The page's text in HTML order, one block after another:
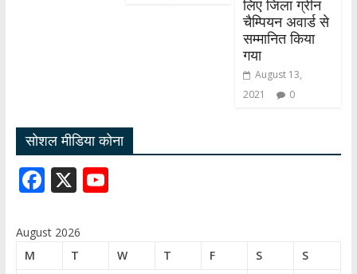
लिए जिला ग्रीन
चैम्पियन अवार्ड से
सम्मानित किया
गया
August 13,
2021
0
सोशल मीडिया कोना
F
e
X Y
T
August 2026
M
T W T F S
S